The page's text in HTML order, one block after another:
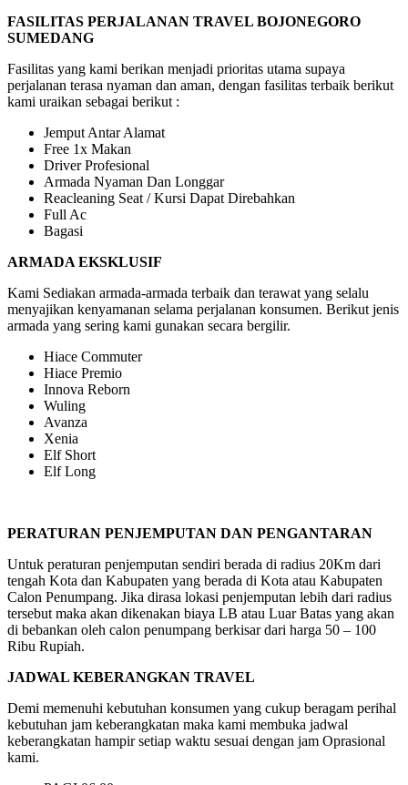
FASILITAS PERJALANAN TRAVEL BOJONEGORO
SUMEDANG
Fasilitas yang kami berikan menjadi prioritas utama supaya
perjalanan terasa nyaman dan aman, dengan fasilitas terbaik berikut
kami uraikan sebagai berikut :
Jemput Antar Alamat
Free 1x Makan
Driver Profesional
Armada Nyaman Dan Longgar
Reacleaning Seat / Kursi Dapat Direbahkan
Full Ac
Bagasi
ARMADA EKSKLUSIF
Kami Sediakan armada-armada terbaik dan terawat yang selalu
menyajikan kenyamanan selama perjalanan konsumen. Berikut jenis
armada yang sering kami gunakan secara bergilir.
Hiace Commuter
Hiace Premio
Innova Reborn
Wuling
Avanza
Xenia
Elf Short
Elf Long
PERATURAN PENJEMPUTAN DAN PENGANTARAN
Untuk peraturan penjemputan sendiri berada di radius 20Km dari
tengah Kota dan Kabupaten yang berada di Kota atau Kabupaten
Calon Penumpang. Jika dirasa lokasi penjemputan lebih dari radius
tersebut maka akan dikenakan biaya LB atau Luar Batas yang akan
di bebankan oleh calon penumpang berkisar dari harga 50 – 100
Ribu Rupiah.
JADWAL KEBERANGKAN TRAVEL
Demi memenuhi kebutuhan konsumen yang cukup beragam perihal
kebutuhan jam keberangkatan maka kami membuka jadwal
keberangkatan hampir setiap waktu sesuai dengan jam Oprasional
kami.